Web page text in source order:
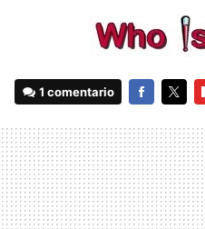
1 comentario